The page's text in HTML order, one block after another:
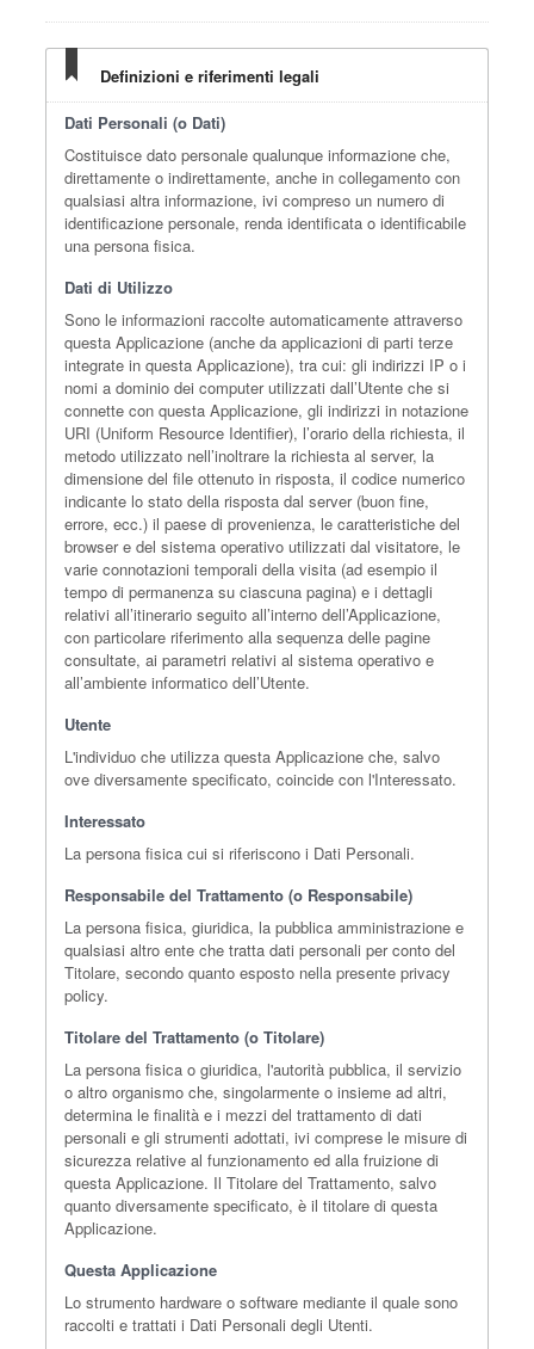
Definizioni e riferimenti legali
Dati Personali (o Dati)
Costituisce dato personale qualunque informazione che,
direttamente o indirettamente, anche in collegamento con
qualsiasi altra informazione, ivi compreso un numero di
identificazione personale, renda identificata o identificabile
una persona fisica.
Dati di Utilizzo
Sono le informazioni raccolte automaticamente attraverso
questa Applicazione (anche da applicazioni di parti terze
integrate in questa Applicazione), tra cui: gli indirizzi IP o i
nomi a dominio dei computer utilizzati dall’Utente che si
connette con questa Applicazione, gli indirizzi in notazione
URI (Uniform Resource Identifier), l’orario della richiesta, il
metodo utilizzato nell’inoltrare la richiesta al server, la
dimensione del file ottenuto in risposta, il codice numerico
indicante lo stato della risposta dal server (buon fine,
errore, ecc.) il paese di provenienza, le caratteristiche del
browser e del sistema operativo utilizzati dal visitatore, le
varie connotazioni temporali della visita (ad esempio il
tempo di permanenza su ciascuna pagina) e i dettagli
relativi all’itinerario seguito all’interno dell’Applicazione,
con particolare riferimento alla sequenza delle pagine
consultate, ai parametri relativi al sistema operativo e
all’ambiente informatico dell’Utente.
Utente
L'individuo che utilizza questa Applicazione che, salvo
ove diversamente specificato, coincide con l'Interessato.
Interessato
La persona fisica cui si riferiscono i Dati Personali.
Responsabile del Trattamento (o Responsabile)
La persona fisica, giuridica, la pubblica amministrazione e
qualsiasi altro ente che tratta dati personali per conto del
Titolare, secondo quanto esposto nella presente privacy
policy.
Titolare del Trattamento (o Titolare)
La persona fisica o giuridica, l'autorità pubblica, il servizio
o altro organismo che, singolarmente o insieme ad altri,
determina le finalità e i mezzi del trattamento di dati
personali e gli strumenti adottati, ivi comprese le misure di
sicurezza relative al funzionamento ed alla fruizione di
questa Applicazione. Il Titolare del Trattamento, salvo
quanto diversamente specificato, è il titolare di questa
Applicazione.
Questa Applicazione
Lo strumento hardware o software mediante il quale sono
raccolti e trattati i Dati Personali degli Utenti.